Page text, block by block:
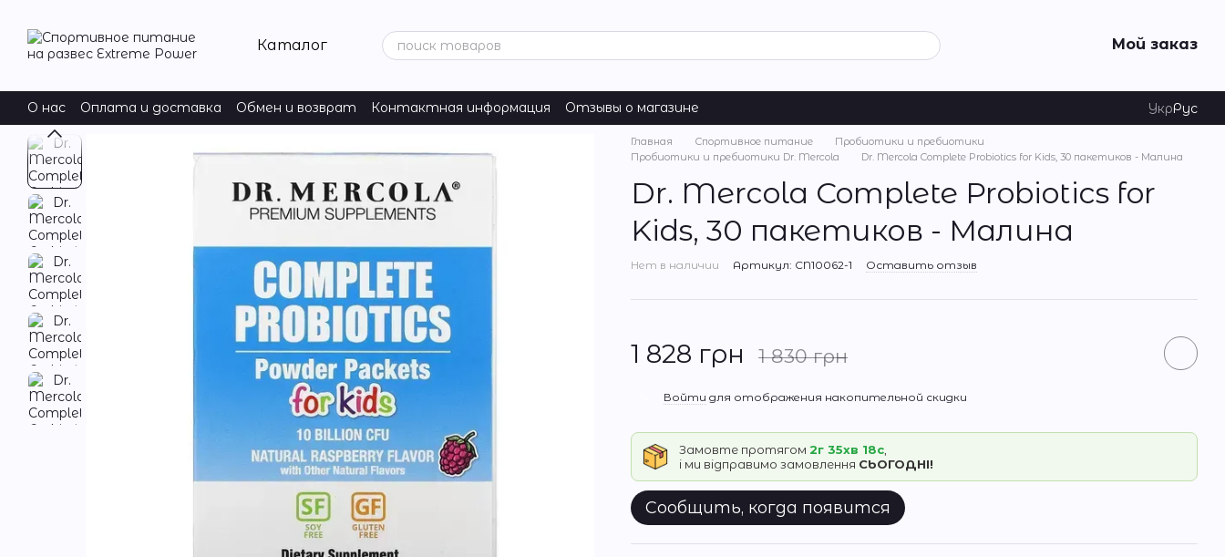
Каталог Мой заказ
О нас Оплата и доставка Обмен и возврат Контактная информация Отзывы о магазине УкрРус
Главная Спортивное питание
Пробиотики и пребиотики
Пробиотики и пребиотики Dr. Mercola
Dr. Mercola Complete Probiotics for Kids, 30 пакетиков - Малина
Dr. Mercola Complete Probiotics for
Kids, 30 пакетиков - Малина
Нет в наличии Артикул: CN10062-1 Оставить отзыв
1 828 грн 1 830 грн
Войти для отображения накопительной скидки
Замовте протягом 2г 35хв 18с
і ми відправимо замовлення СЬОГОДНІ!
Сообщить, когда появится